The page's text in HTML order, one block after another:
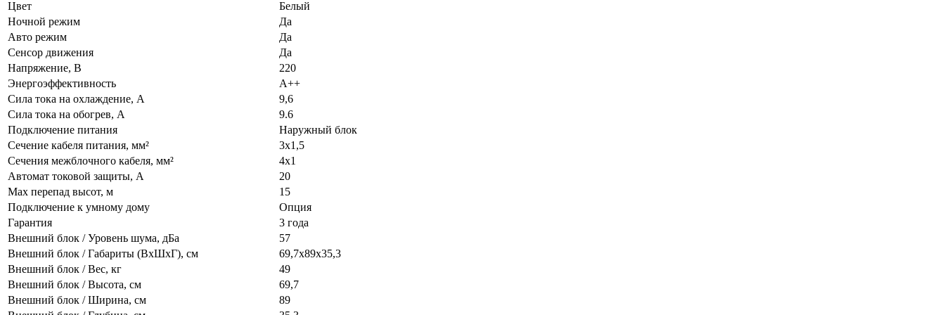
Цвет
Белый
Ночной режим
Да
Авто режим
Да
Сенсор движения
Да
Напряжение, В
220
Энергоэффективность
A++
Сила тока на охлаждение, А
9,6
Сила тока на обогрев, А
9.6
Подключение питания
Наружный блок
Сечение кабеля питания, мм²
3х1,5
Сечения межблочного кабеля, мм²
4х1
Автомат токовой защиты, А
20
Max перепад высот, м
15
Подключение к умному дому
Опция
Гарантия
3 года
Внешний блок / Уровень шума, дБа
57
Внешний блок / Габариты (ВхШхГ), см
69,7х89х35,3
Внешний блок / Вес, кг
49
Внешний блок / Высота, см
69,7
Внешний блок / Ширина, см
89